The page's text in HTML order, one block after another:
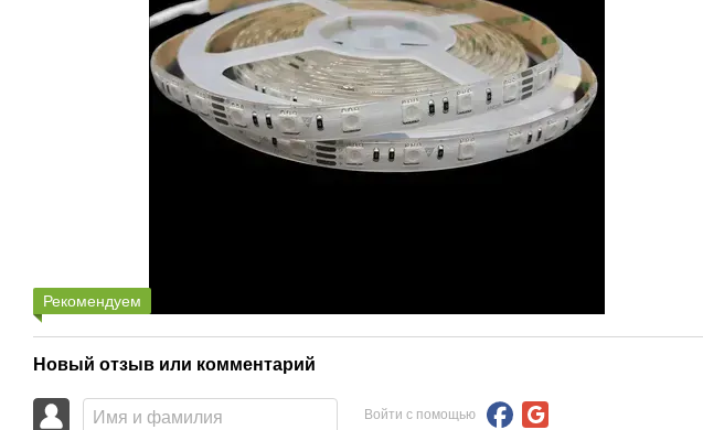
Рекомендуем
Новый отзыв или комментарий
Войти с помощью